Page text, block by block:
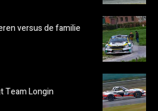
versus de familie
Team Longin